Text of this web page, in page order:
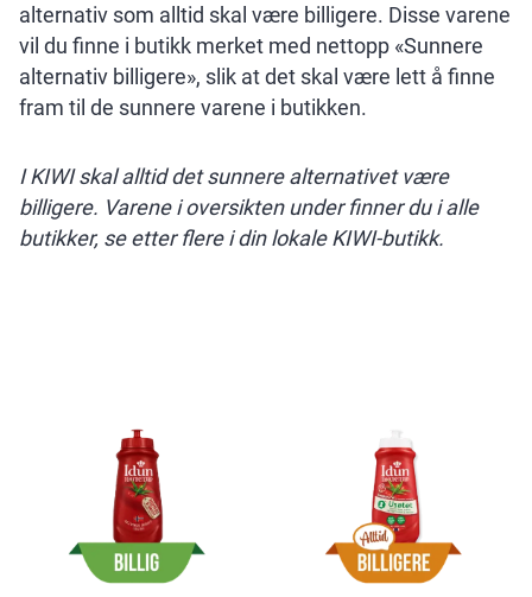
alternativ som alltid skal være billigere. Disse varene
vil du finne i butikk merket med nettopp «Sunnere
alternativ billigere», slik at det skal være lett å finne
fram til de sunnere varene i butikken.
I KIWI skal alltid det sunnere alternativet være
billigere. Varene i oversikten under finner du i alle
butikker, se etter flere i din lokale KIWI-butikk.